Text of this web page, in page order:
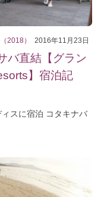
2018） 2016年11月23日
バ直結【グラン
】宿泊記
スに宿泊 コタキナバ